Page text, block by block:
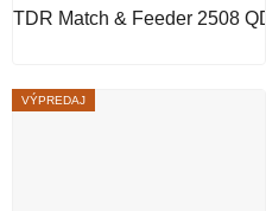
TDR Match & Feeder 2508 QD
VÝPREDAJ